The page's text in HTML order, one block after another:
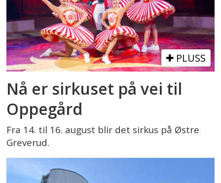
PLUSS
Nå er sirkuset på vei til
Oppegård
Fra 14. til 16. august blir det sirkus på Østre
Greverud.